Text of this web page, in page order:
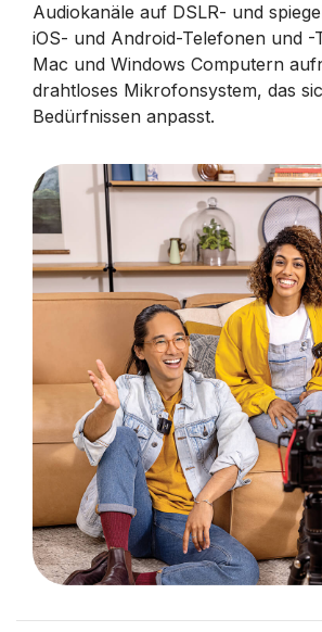
Audiokanäle auf DSLR- und
iOS- und Android-Telefonen und -
Mac und Windows Computern
drahtloses Mikrofonsystem, das
Bedürfnissen anpasst.